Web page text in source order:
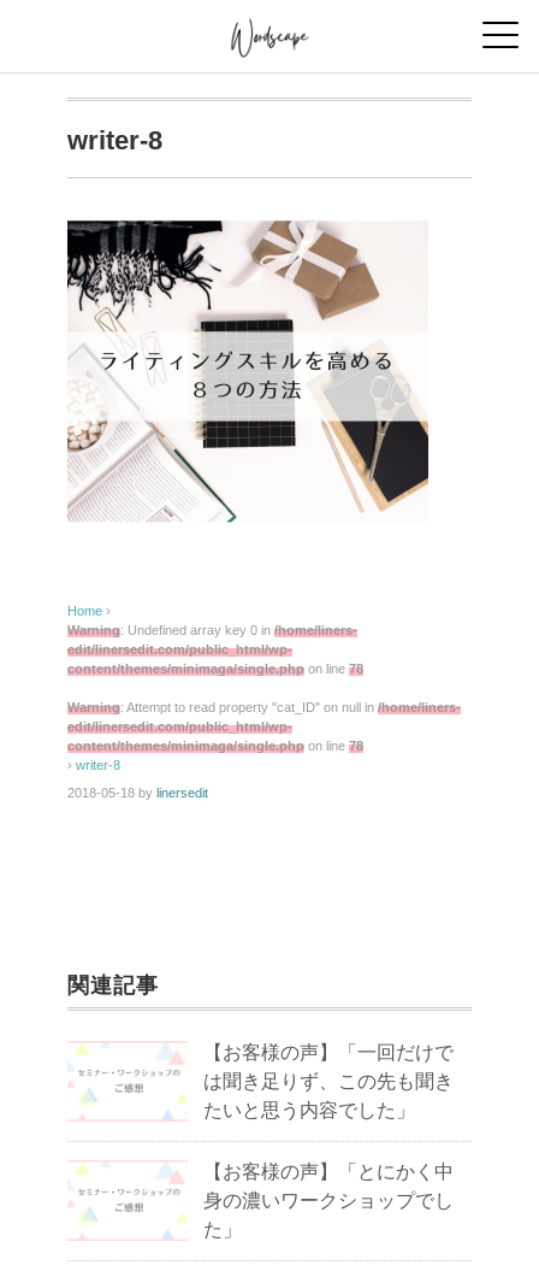
writer-8
Home ›
Warning: Undefined array key 0 in /home/liners-
edit/linersedit.com/public_html/wp-
content/themes/minimaga/single.php on line 78
Warning: Attempt to read property "cat_ID" on null in /home/liners-
edit/linersedit.com/public_html/wp-
content/themes/minimaga/single.php on line 78
› writer-8
2018-05-18 by linersedit
関連記事
【お客様の声】「一回だけで
は聞き足りず、この先も聞き
たいと思う内容でした」
【お客様の声】「とにかく中
身の濃いワークショップでし
た」